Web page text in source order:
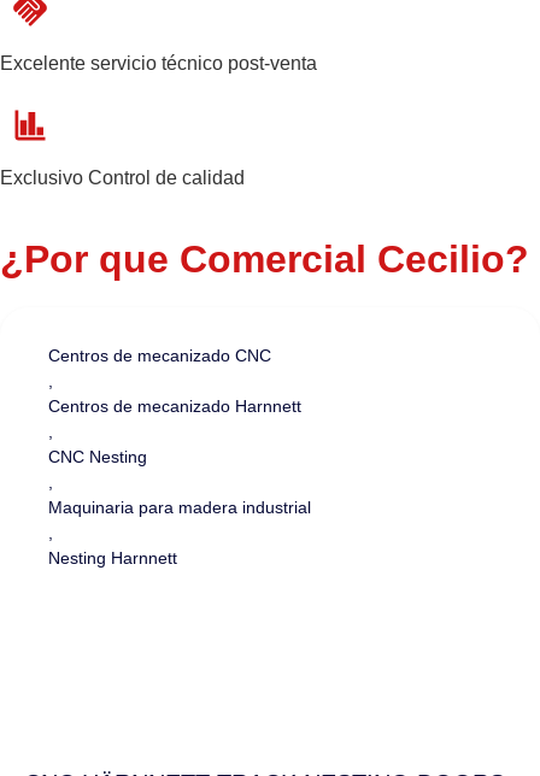
Excelente servicio técnico post-venta
Exclusivo Control de calidad
¿Por que Comercial Cecilio?
Centros de mecanizado CNC
Centros de mecanizado Harnnett
CNC Nesting
Maquinaria para madera industrial
Nesting Harnnett